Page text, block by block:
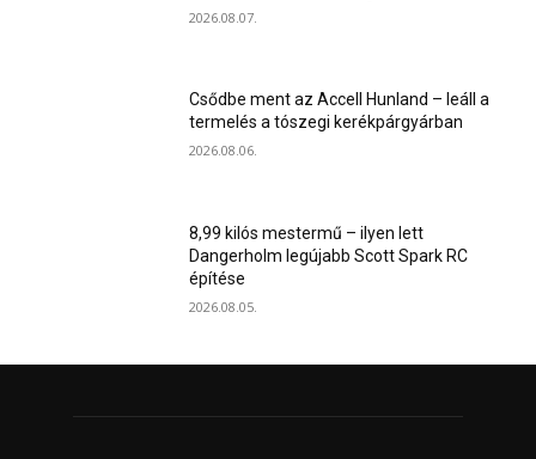
2026.08.07.
Csődbe ment az Accell Hunland – leáll a
termelés a tószegi kerékpárgyárban
2026.08.06.
8,99 kilós mestermű – ilyen lett
Dangerholm legújabb Scott Spark RC
építése
2026.08.05.